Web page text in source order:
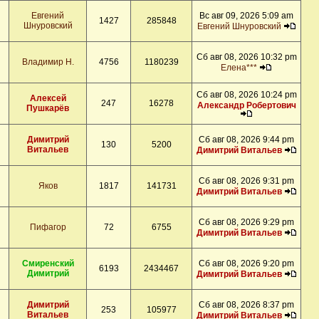
Евгений
Шнуровский
1427 285848
Вс авг 09, 2026 5:09 am
Евгений Шнуровский
Владимир Н. 4756 1180239
Сб авг 08, 2026 10:32 pm
Елена***
Алексей
Пушкарёв
247 16278
Сб авг 08, 2026 10:24 pm
Александр Робертович
Димитрий
Витальев
130 5200
Сб авг 08, 2026 9:44 pm
Димитрий Витальев
Яков 1817 141731
Сб авг 08, 2026 9:31 pm
Димитрий Витальев
Пифагор 72 6755
Сб авг 08, 2026 9:29 pm
Димитрий Витальев
Смиренский
Димитрий
6193 2434467
Сб авг 08, 2026 9:20 pm
Димитрий Витальев
Димитрий
Витальев
253 105977
Сб авг 08, 2026 8:37 pm
Димитрий Витальев